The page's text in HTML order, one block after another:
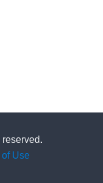
of Use